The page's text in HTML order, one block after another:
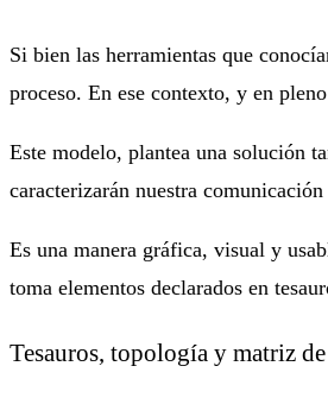
Si bien las herramientas que
proceso. En ese contexto, y en
Este modelo, plantea una solución
caracterizarán nuestra
Es una manera gráfica, visual y
toma elementos declarados en
Tesauros, topología y matriz